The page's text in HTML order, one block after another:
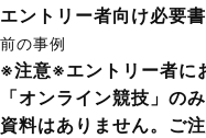
エントリー者向け必要
前の事例
※注意※エントリー者に
「オンライン競技」の
資料はありません。ご注